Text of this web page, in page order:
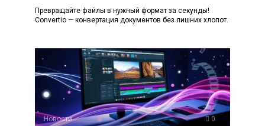
Превращайте файлы в нужный формат за секунды!
Convertio — конвертация документов без лишних хлопот.
Новости 0